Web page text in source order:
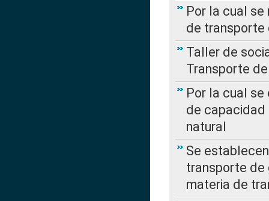
Por la cual
de transporte
Taller de
Transporte
Por la cual
de capacidad
natural
Se
transporte de
materia de